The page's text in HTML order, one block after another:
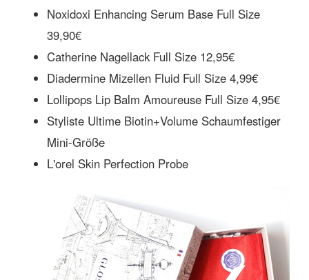
Noxidoxi Enhancing Serum Base Full Size
39,90€
Catherine Nagellack Full Size 12,95€
Diadermine Mizellen Fluid Full Size 4,99€
Lollipops Lip Balm Amoureuse Full Size 4,95€
Styliste Ultime Biotin+Volume Schaumfestiger
Mini-Größe
L'orel Skin Perfection Probe